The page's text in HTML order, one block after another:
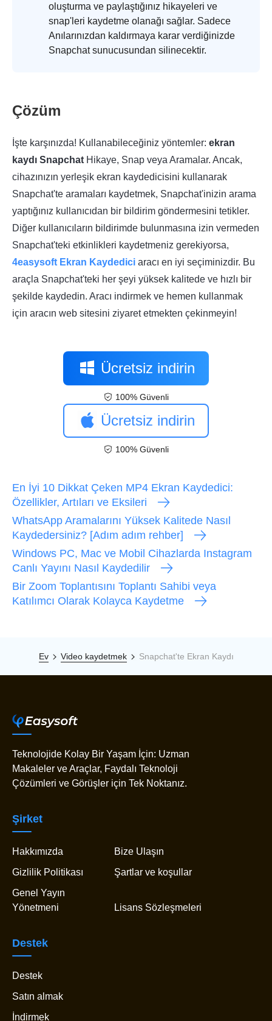
oluşturma ve paylaştığınız hikayeleri ve
snap'leri kaydetme olanağı sağlar. Sadece
Anılarınızdan kaldırmaya karar verdiğinizde
Snapchat sunucusundan silinecektir.
Çözüm
İşte karşınızda! Kullanabileceğiniz yöntemler: ekran
kaydı Snapchat Hikaye, Snap veya Aramalar. Ancak,
cihazınızın yerleşik ekran kaydedicisini kullanarak
Snapchat'te aramaları kaydetmek, Snapchat'inizin arama
yaptığınız kullanıcıdan bir bildirim göndermesini tetikler.
Diğer kullanıcıların bildirimde bulunmasına izin vermeden
Snapchat'teki etkinlikleri kaydetmeniz gerekiyorsa,
4easysoft Ekran Kaydedici aracı en iyi seçiminizdir. Bu
araçla Snapchat'teki her şeyi yüksek kalitede ve hızlı bir
şekilde kaydedin. Aracı indirmek ve hemen kullanmak
için aracın web sitesini ziyaret etmekten çekinmeyin!
Ücretsiz indirin
100% Güvenli
Ücretsiz indirin
100% Güvenli
En İyi 10 Dikkat Çeken MP4 Ekran Kaydedici:
Özellikler, Artıları ve Eksileri
WhatsApp Aramalarını Yüksek Kalitede Nasıl
Kaydedersiniz? [Adım adım rehber]
Windows PC, Mac ve Mobil Cihazlarda Instagram
Canlı Yayını Nasıl Kaydedilir
Bir Zoom Toplantısını Toplantı Sahibi veya
Katılımcı Olarak Kolayca Kaydetme
Ev Video kaydetmek Snapchat'te Ekran Kaydı
Teknolojide Kolay Bir Yaşam İçin: Uzman
Makaleler ve Araçlar, Faydalı Teknoloji
Çözümleri ve Görüşler için Tek Noktanız.
Şirket
Hakkımızda
Bize Ulaşın
Gizlilik Politikası
Şartlar ve koşullar
Genel Yayın
Yönetmeni
Lisans Sözleşmeleri
Destek
Destek
Satın almak
İndirmek